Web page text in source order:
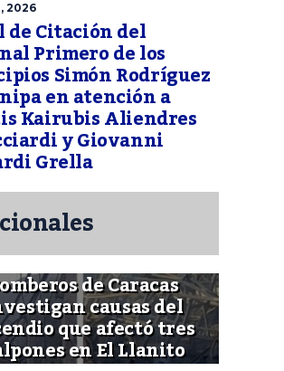
2026
de Citación del
Primero de los
Simón Rodríguez
en atención a
Kairubis Aliendres
y Giovanni
Grella
de Caracas
causas del
que afectó tres
en El Llanito